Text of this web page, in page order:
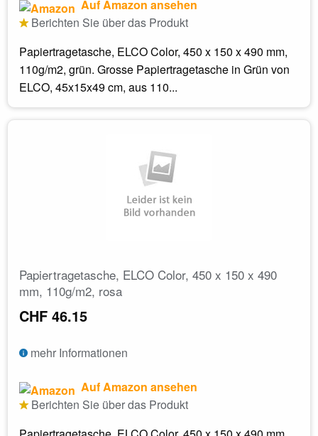
Auf Amazon ansehen
Berichten Sie über das Produkt
Papiertragetasche, ELCO Color, 450 x 150 x 490 mm,
110g/m2, grün. Grosse Papiertragetasche in Grün von
ELCO, 45x15x49 cm, aus 110...
Papiertragetasche, ELCO Color, 450 x 150 x 490
mm, 110g/m2, rosa
CHF 46.15
mehr Informationen
Auf Amazon ansehen
Berichten Sie über das Produkt